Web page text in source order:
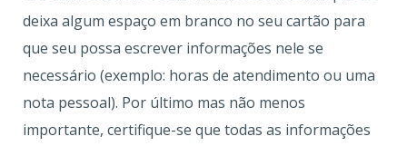
deixa algum espaço em branco no seu cartão para
que seu possa escrever informações nele se
necessário (exemplo: horas de atendimento ou uma
nota pessoal). Por último mas não menos
importante, certifique-se que todas as informações